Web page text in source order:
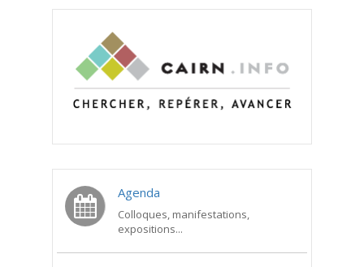
Agenda
Colloques, manifestations,
expositions...